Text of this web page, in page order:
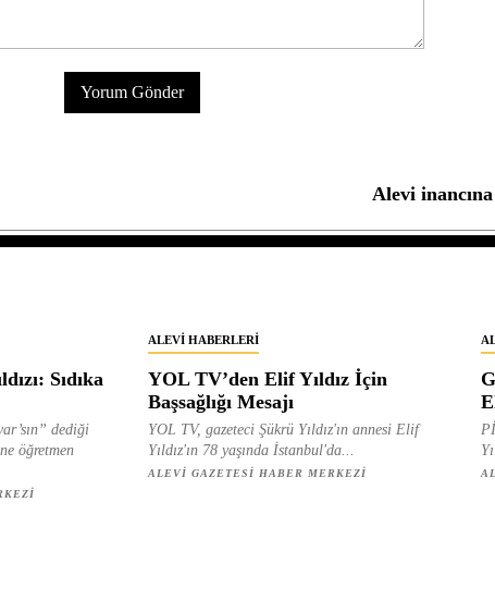
Alevi
Sıdıka
dediği
öğretmen
ALEVI HABERLERI
YOL TV’den Elif Yıldız İçin
Başsağlığı Mesajı
YOL TV, gazeteci Şükrü Yıldız'ın annesi Elif
Yıldız'ın 78 yaşında İstanbul'da...
ALEVI GAZETESI HABER MERKEZI